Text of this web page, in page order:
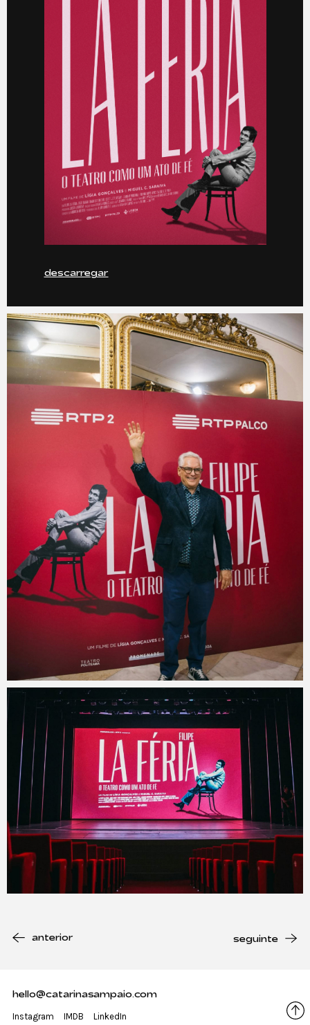
descarregar
anterior seguinte
hello@catarinasampaio.com
Instagram IMDB LinkedIn